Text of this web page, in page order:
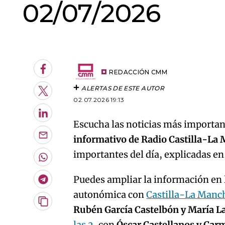
02/07/2026
Facebook
Twitter
LinkedIn
Enviar
por
Email
Whatsapp
Telegram
Copiar
REDACCIÓN CMM
ALERTAS DE ESTE AUTOR
02.07.2026 19:13
Escucha las noticias más
informativo de Radio Castilla-La
importantes del día, explicadas
Puedes ampliar la información
autonómica conCastilla-La
Rubén García Castelbón y María